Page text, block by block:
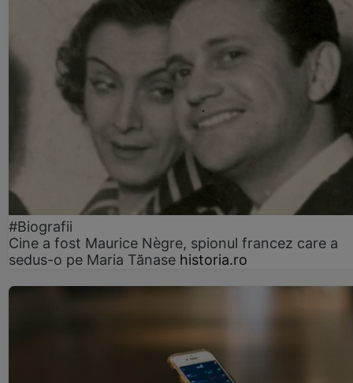
#Biografii
Cine a fost Maurice Nègre, spionul francez care a
sedus-o pe Maria Tănase historia.ro